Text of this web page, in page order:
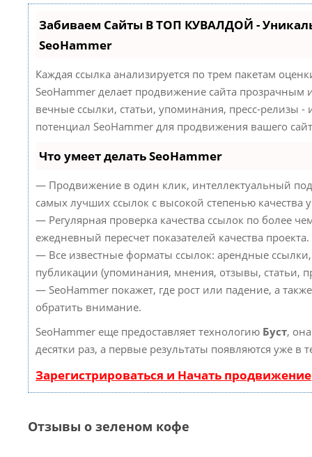
Забиваем Сайты В ТОП КУВАЛДОЙ -
SeoHammer
Каждая ссылка анализируется по трем пакетам
SeoHammer делает продвижение сайта прозрачным
вечные ссылки, статьи, упоминания, пресс-релизы -
потенциал SeoHammer для продвижения вашего
Что умеет делать SeoHammer
— Продвижение в один клик, интеллектуальный
самых лучших ссылок с высокой степенью качества
— Регулярная проверка качества ссылок по более
ежедневный пересчет показателей качества проекта.
— Все известные форматы ссылок: арендные
публикации (упоминания, мнения, отзывы, статьи,
— SeoHammer покажет, где рост или падение, а
обратить внимание.
SeoHammer еще предоставляет технологию Буст,
десятки раз, а первые результаты появляются уже в
Зарегистрироваться и Начать продвижение
Отзывы о зеленом кофе